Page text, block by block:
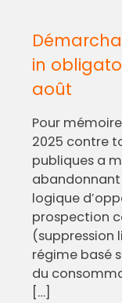
in
août
Pour
2025 contre
publiques a
logique
prospection
(suppression
régime basé
du
[…]